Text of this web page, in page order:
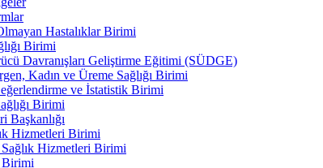
Hastalıklar Birimi
Birimi
Davranışları Geliştirme Eğitimi (SÜDGE)
Kadın ve Üreme Sağlığı Birimi
ve İstatistik Birimi
Birimi
Başkanlığı
Hizmetleri Birimi
Hizmetleri Birimi